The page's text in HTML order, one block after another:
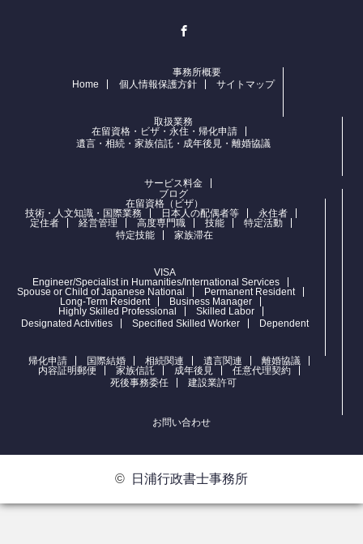
Home
事務所概要
個人情報保護方針
サイトマップ
取扱業務
在留資格・ビザ・永住・帰化申請
遺言・相続・家族信託・成年後見・離婚協議
サービス料金
ブログ
在留資格（ビザ）
技術・人文知識・国際業務
日本人の配偶者等
永住者
定住者
経営管理 高度専門職 技能
特定活動
特定技能
家族滞在
VISA
Engineer/Specialist in Humanities/International Services
Spouse or Child of Japanese National
Permanent Resident
Long-Term Resident
Business Manager
Highly Skilled Professional
Skilled Labor
Designated Activities
Specified Skilled Worker Dependent
帰化申請 国際結婚 相続関連 遺言関連
離婚協議
内容証明郵便
家族信託 成年後見
任意代理契約
死後事務委任
建設業許可
お問い合わせ
© 日浦行政書士事務所